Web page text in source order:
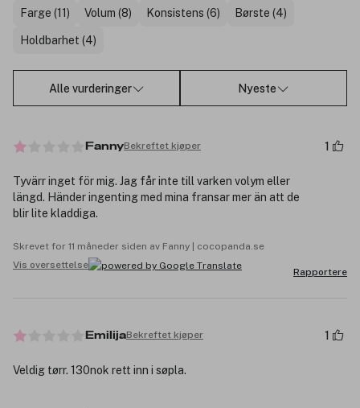
Farge (11) Volum (8) Konsistens (6) Børste (4)
Holdbarhet (4)
Alle vurderinger Nyeste
FannyBekreftet kjøper 1
Tyvärr inget för mig. Jag får inte till varken volym eller
längd. Händer ingenting med mina fransar mer än att de
blir lite kladdiga.
Skrevet for 11 måneder siden av Fanny | cocopanda.se
Vis oversettelse
Rapportere
EmilijaBekreftet kjøper 1
Veldig tørr. 130nok rett inn i søpla.